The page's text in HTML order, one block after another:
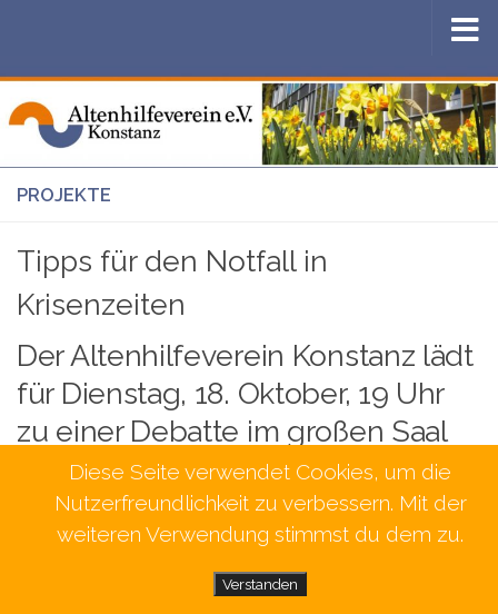
PROJEKTE
Tipps für den Notfall in
Krisenzeiten
Der Altenhilfeverein Konstanz lädt
für Dienstag, 18. Oktober, 19 Uhr
zu einer Debatte im großen Saal
des Landratsamts ein
– Luise Mitsch, die Vorsitzende des
Altenhilfevereins in Konstanz, wollte wissen, was
Diese Seite verwendet Cookies, um die
Nutzerfreundlichkeit zu verbessern. Mit der
weiteren Verwendung stimmst du dem zu.
Verstanden